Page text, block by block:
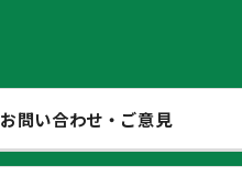
お問い合わせ・ご意見